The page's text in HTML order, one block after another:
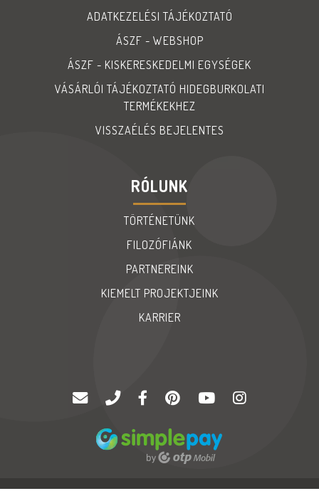
ADATKEZELÉSI TÁJÉKOZTATÓ
ÁSZF - WEBSHOP
ÁSZF - KISKERESKEDELMI EGYSÉGEK
VÁSÁRLÓI TÁJÉKOZTATÓ HIDEGBURKOLATI
TERMÉKEKHEZ
VISSZAÉLÉS BEJELENTES
RÓLUNK
TÖRTÉNETÜNK
FILOZÓFIÁNK
PARTNEREINK
KIEMELT PROJEKTJEINK
KARRIER